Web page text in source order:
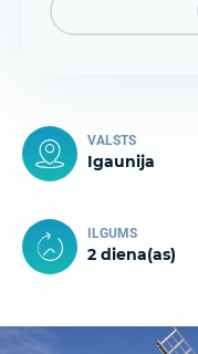
VALSTS
Igaunija
ILGUMS
2 diena(as)